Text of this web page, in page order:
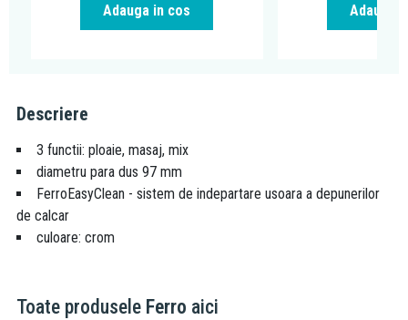
Adauga in cos Adauga
Descriere
3 functii: ploaie, masaj, mix
diametru para dus 97 mm
FerroEasyClean - sistem de indepartare usoara a depunerilor
de calcar
culoare: crom
Toate produsele Ferro aici